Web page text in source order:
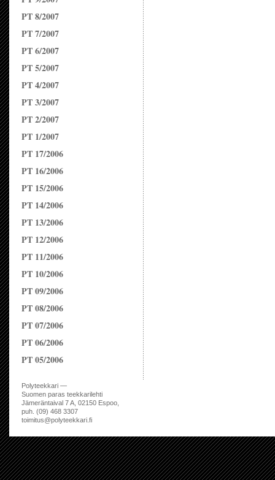
PT 8/2007
PT 7/2007
PT 6/2007
PT 5/2007
PT 4/2007
PT 3/2007
PT 2/2007
PT 1/2007
PT 17/2006
PT 16/2006
PT 15/2006
PT 14/2006
PT 13/2006
PT 12/2006
PT 11/2006
PT 10/2006
PT 09/2006
PT 08/2006
PT 07/2006
PT 06/2006
PT 05/2006
Polyteekkari —
Suomen paras teekkarilehti
Jämeräntaival 7 A, 02150 Espoo,
puh. (09) 468 3307
toimitus@polyteekkari.fi